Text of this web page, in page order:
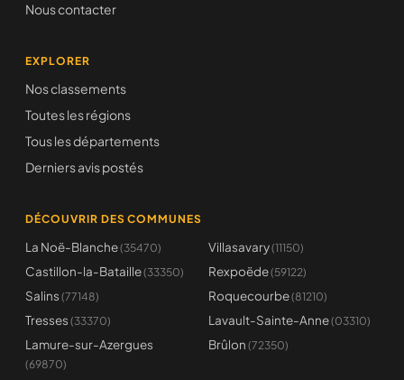
Nous contacter
EXPLORER
Nos classements
Toutes les régions
Tous les départements
Derniers avis postés
DÉCOUVRIR DES COMMUNES
La Noë-Blanche(35470) Villasavary(11150)
Castillon-la-Bataille(33350) Rexpoëde(59122)
Salins (77148) Roquecourbe(81210)
Tresses (33370) Lavault-Sainte-Anne(03310)
Lamure-sur-Azergues
(69870)
Brûlon (72350)